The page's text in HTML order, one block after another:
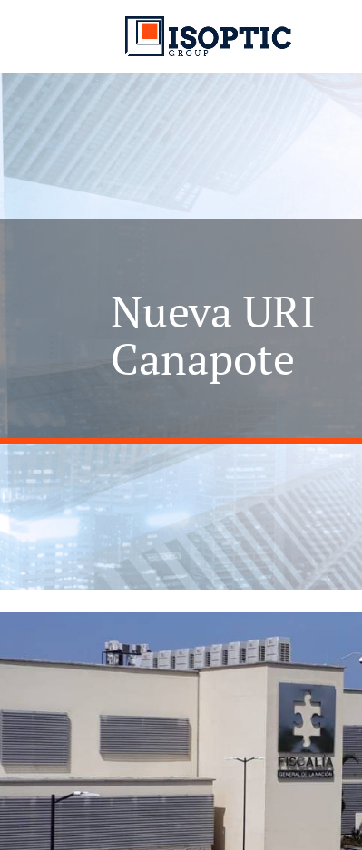
Nueva URI
Canapote